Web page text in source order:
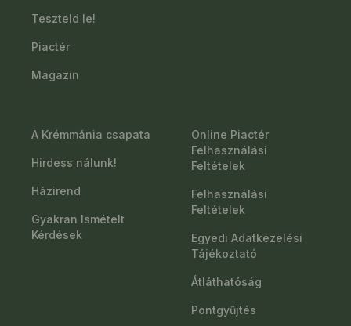
Teszteld le!
Piactér
Magazin
A Krémmánia csapata
Hirdess nálunk!
Házirend
Gyakran Ismételt
Kérdések
Online Piactér
Felhasználási
Feltételek
Felhasználási
Feltételek
Egyedi Adatkezelési
Tájékoztató
Átláthatóság
Pontgyűjtés